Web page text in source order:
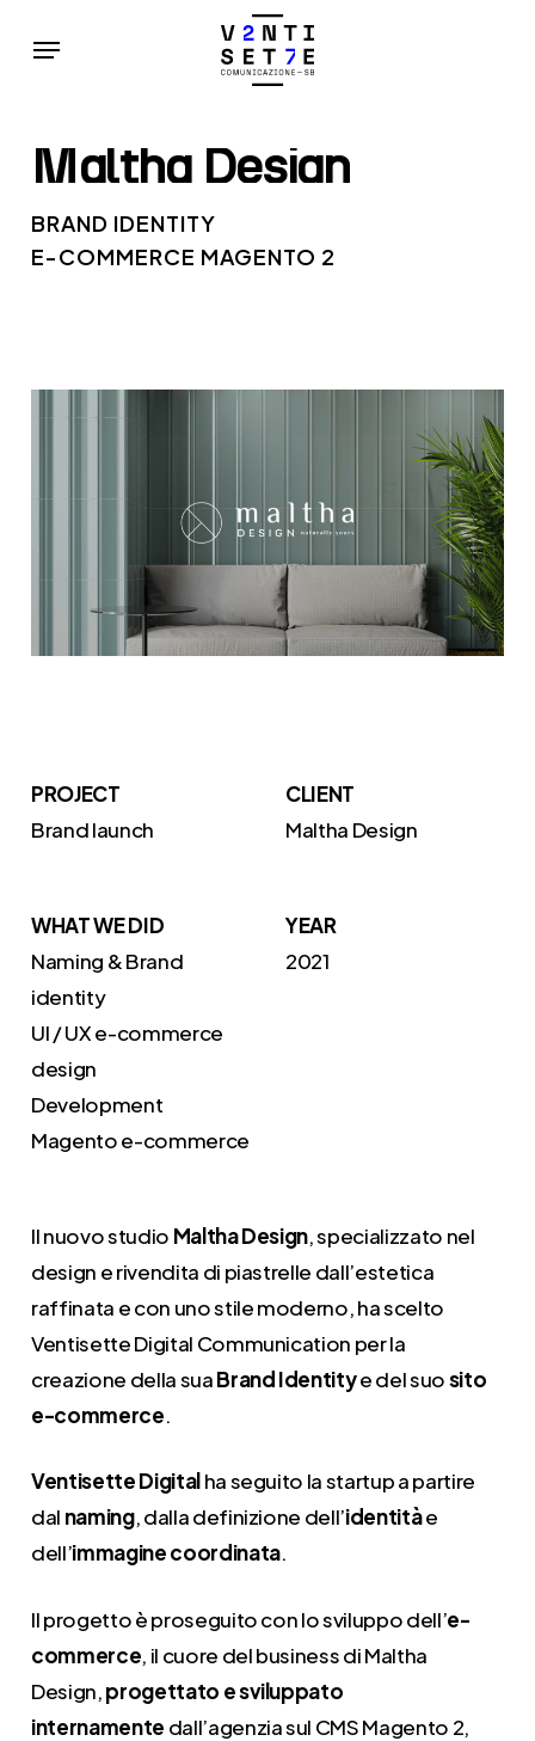
Menu
Maltha Design
BRAND IDENTITY
E-COMMERCE MAGENTO 2
PROJECT
Brand launch
CLIENT
Maltha Design
WHAT WE DID
Naming & Brand
identity
UI / UX e-commerce
design
Development
Magento e-commerce
YEAR
2021
Il nuovo studio Maltha Design, specializzato nel
design e rivendita di piastrelle dall’estetica
raffinata e con uno stile moderno, ha scelto
Ventisette Digital Communication per la
creazione della suaBrand Identitye del suosito
e-commerce.
Ventisette Digitalha seguito la startup a partire
dal naming, dalla definizione dell’identitàe
dell’immagine coordinata.
Il progetto è proseguito con lo sviluppo dell’e-
commerce, il cuore del business di Maltha
Design,progettato e sviluppato
internamente dall’agenzia sul CMS Magento 2,